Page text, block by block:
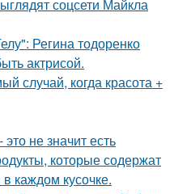
соцсети Майкла
Регина тодоренко
актрисой.
случай, когда красота +
не значит есть
которые содержат
каждом кусочке.